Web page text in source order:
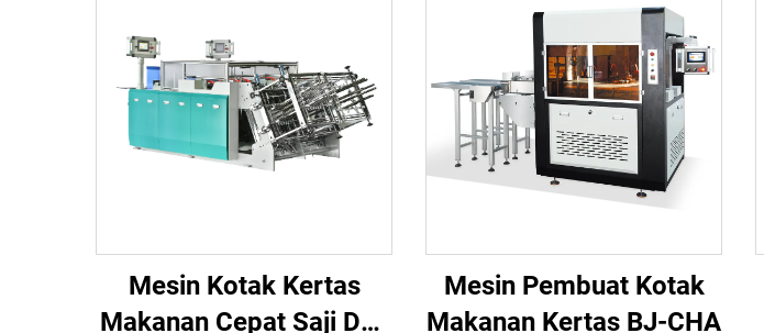
Mesin Kotak Kertas
Makanan Cepat Saji Dua
Mesin Pembuat Kotak
Makanan Kertas BJ-CHA